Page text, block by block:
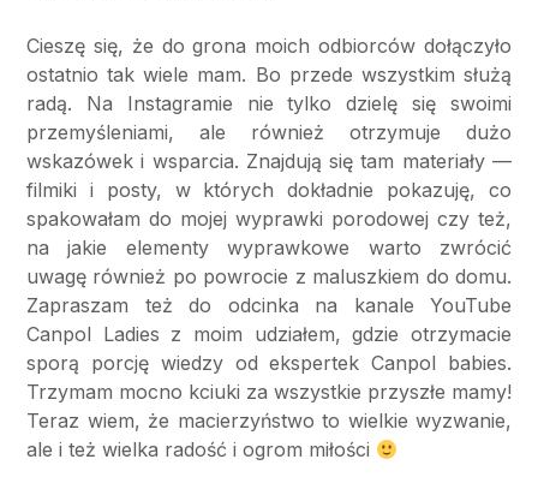
Cieszę się, że do grona moich odbiorców dołączyło
ostatnio tak wiele mam. Bo przede wszystkim służą
radą. Na Instagramie nie tylko dzielę się swoimi
przemyśleniami, ale również otrzymuje dużo
wskazówek i wsparcia. Znajdują się tam materiały —
filmiki i posty, w których dokładnie pokazuję, co
spakowałam do mojej wyprawki porodowej czy też,
na jakie elementy wyprawkowe warto zwrócić
uwagę również po powrocie z maluszkiem do domu.
Zapraszam też do odcinka na kanale YouTube
Canpol Ladies z moim udziałem, gdzie otrzymacie
sporą porcję wiedzy od ekspertek Canpol babies.
Trzymam mocno kciuki za wszystkie przyszłe mamy!
Teraz wiem, że macierzyństwo to wielkie wyzwanie,
ale i też wielka radość i ogrom miłości